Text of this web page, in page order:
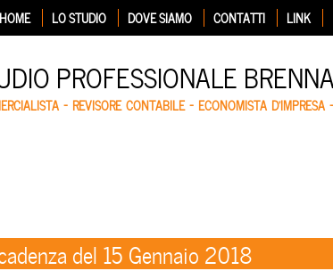
HOME LO STUDIO DOVE SIAMO CONTATTI LINK
PROFESSIONALE BRENNA
– REVISORE CONTABILE – ECONOMISTA
del 15 Gennaio 2018